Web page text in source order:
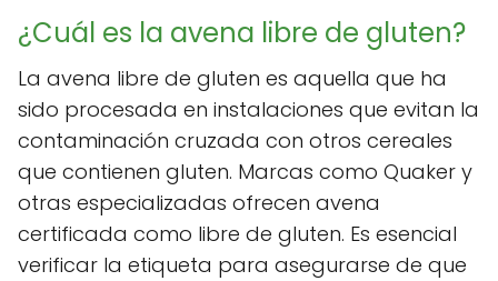
¿Cuál es la avena libre de gluten?
La avena libre de gluten es aquella que ha
sido procesada en instalaciones que evitan la
contaminación cruzada con otros cereales
que contienen gluten. Marcas como Quaker y
otras especializadas ofrecen avena
certificada como libre de gluten. Es esencial
verificar la etiqueta para asegurarse de que